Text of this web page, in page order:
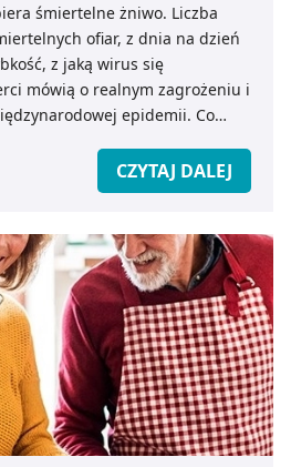
śmiertelne żniwo. Liczba
ofiar, z dnia na dzień
z jaką wirus się
mówią o realnym zagrożeniu i
epidemii. Co
CZYTAJ DALEJ